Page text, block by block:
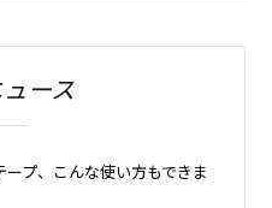
ース
ープ、こんな使い方もできま